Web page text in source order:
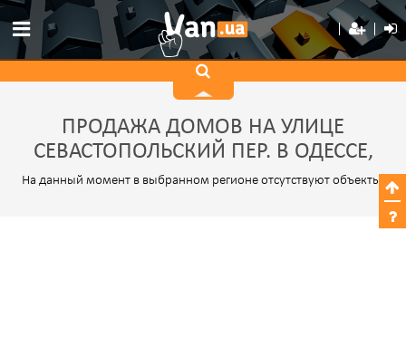
ПРОДАЖА ДОМОВ НА УЛИЦЕ
СЕВАСТОПОЛЬСКИЙ ПЕР. В ОДЕССЕ,
На данный момент в выбранном регионе отсутствуют объекты.